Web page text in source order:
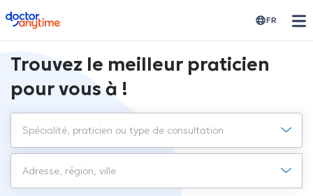
doctoranytime FR
Trouvez le meilleur praticien
pour vous à !